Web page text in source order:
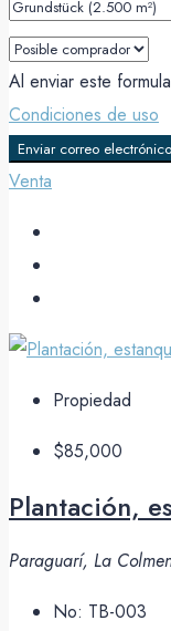
Al enviar este
Condiciones de uso
Enviar correo electrónico
Venta
Propiedad
$85,000
Plantación,
Paraguarí, La
No: TB-003